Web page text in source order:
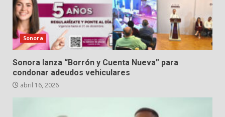
Sonora
Sonora lanza “Borrón y Cuenta Nueva” para
condonar adeudos vehiculares
abril 16, 2026